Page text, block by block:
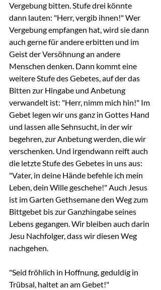
Vergebung bitten. Stufe drei könnte
dann lauten: "Herr, vergib ihnen!" Wer
Vergebung empfangen hat, wird sie dann
auch gerne für andere erbitten und im
Geist der Versöhnung an andere
Menschen denken. Dann kommt eine
weitere Stufe des Gebetes, auf der das
Bitten zur Hingabe und Anbetung
verwandelt ist: "Herr, nimm mich hin!" Im
Gebet legen wir uns ganz in Gottes Hand
und lassen alle Sehnsucht, in der wir
begehren, zur Anbetung werden, die wir
verschenken. Und irgendwann reift auch
die letzte Stufe des Gebetes in uns aus:
"Vater, in deine Hände befehle ich mein
Leben, dein Wille geschehe!" Auch Jesus
ist im Garten Gethsemane den Weg zum
Bittgebet bis zur Ganzhingabe seines
Lebens gegangen. Wir bleiben auch darin
Jesu Nachfolger, dass wir diesen Weg
nachgehen.
"Seid fröhlich in Hoffnung, geduldig in
Trübsal, haltet an am Gebet!"